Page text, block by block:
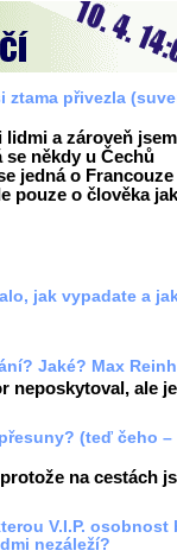
ztama přivezla
lidmi a zároveň
někdy u Čechů
jedná o Francouze
pouze o člověka
jak vypadate a
Jaké? Max
neposkytoval, ale
(teď čeho –
na cestách
V.I.P. osobnost
nezáleží?